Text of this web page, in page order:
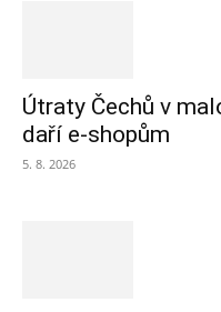
Útraty Čechů v
daří e-shopům
5. 8. 2026